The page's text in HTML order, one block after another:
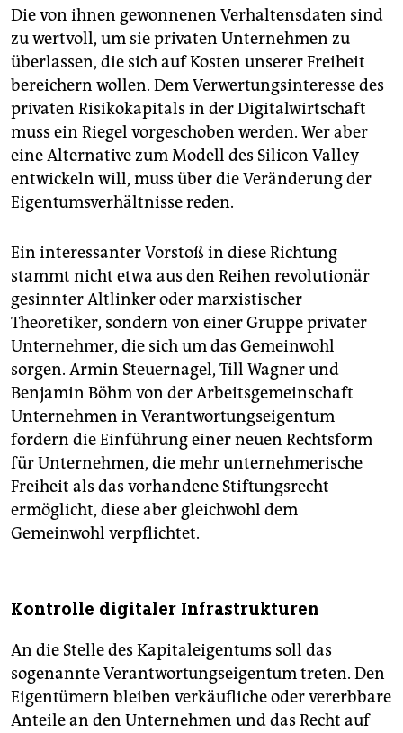
Die von ihnen gewonnenen Verhaltensdaten sind
zu wertvoll, um sie privaten Unternehmen zu
überlassen, die sich auf Kosten unserer Freiheit
bereichern wollen. Dem Verwertungsinteresse des
privaten Risikokapitals in der Digitalwirtschaft
muss ein Riegel vorgeschoben werden. Wer aber
eine Alternative zum Modell des Silicon Valley
entwickeln will, muss über die Veränderung der
Eigentumsverhältnisse reden.
Ein interessanter Vorstoß in diese Richtung
stammt nicht etwa aus den Reihen revolutionär
gesinnter Altlinker oder marxistischer
Theoretiker, sondern von einer Gruppe privater
Unternehmer, die sich um das Gemeinwohl
sorgen. Armin Steuernagel, Till Wagner und
Benjamin Böhm von der Arbeitsgemeinschaft
Unternehmen in Verantwortungseigentum
fordern die Einführung einer neuen Rechtsform
für Unternehmen, die mehr unternehmerische
Freiheit als das vorhandene Stiftungsrecht
ermöglicht, diese aber gleichwohl dem
Gemeinwohl verpflichtet.
Kontrolle digitaler Infrastrukturen
An die Stelle des Kapitaleigentums soll das
sogenannte Verantwortungseigentum treten. Den
Eigentümern bleiben verkäufliche oder vererbbare
Anteile an den Unternehmen und das Recht auf